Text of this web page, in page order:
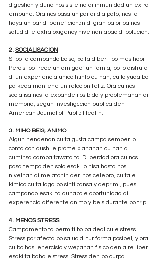
digestion y duna nos sistema di inmunidad un extra
empuhe. Ora nos pasa un par di dia pafo, nos ta
haya un par di beneficionan di gran balor pa nos
salud di e extra oxigenoy nivelnan abao di polucion.
2. SOCIALISACION
Si bo ta campando bo so, bo ta diberti bo mes hopi!
Pero si bo trece un amigo of un famia, bo lo disfruta
di un experiencia unico hunto cu nan, cu lo yuda bo
pa keda mantene un relacion feliz. Ora cu nos
socialisa nos ta expande nos bida y problemanan di
memoria, segun investigacion publica den
American Journal of Public Health.
3. MIHO BEIS, ANIMO
Algun hendenan cu ta gusta campa semper lo
conta con dushi e prome biahanan cu nan a
cuminsa campa tawata ta. Di berdad ora cu nos
pasa tempo den solo esaki lo hisa hasta nos
nivelnan di melatonin den nos celebro, cu ta e
kimico cu ta laga bo sinti cansa y deprimi, pues
campando esaki ta dunabo e oportunidad di
experencia diferente animo y beis durante bo trip.
4. MENOS STRESS
Campamento ta permiti bo pa deal cu e stress.
Stress por afecta bo salud di tur forma posibel, y ora
cu bo hasi ehercisio y weganan fisico den aire liber
esaki ta baha e stress. Stress den bo curpa